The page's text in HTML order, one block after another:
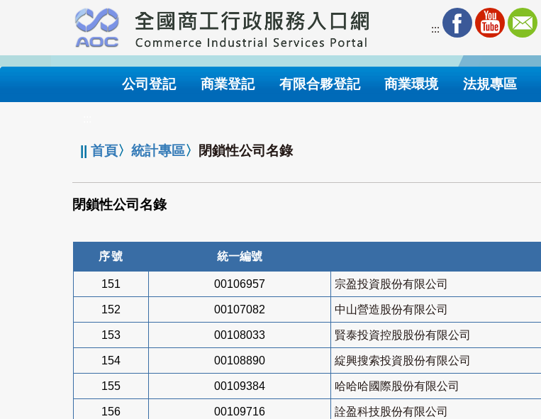
要
內
:::
公司登記 商業登記 有限合夥登記 商業環境 法規專區
||首頁〉統計專區〉 閉鎖性公司名錄
閉鎖性公司名錄
序號 統一編號
151 00106957 宗盈投資股份有限公司
152 00107082 中山營造股份有限公司
153 00108033 賢泰投資控股股份有限公司
154 00108890 綻興搜索投資股份有限公司
155 00109384 哈哈哈國際股份有限公司
156 00109716 詮盈科技股份有限公司